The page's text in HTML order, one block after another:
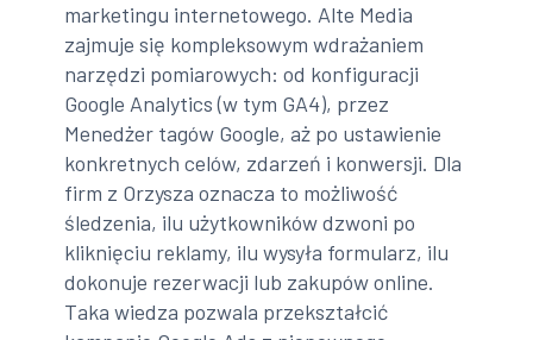
marketingu internetowego. Alte Media
zajmuje się kompleksowym wdrażaniem
narzędzi pomiarowych: od konfiguracji
Google Analytics (w tym GA4), przez
Menedżer tagów Google, aż po ustawienie
konkretnych celów, zdarzeń i konwersji. Dla
firm z Orzysza oznacza to możliwość
śledzenia, ilu użytkowników dzwoni po
kliknięciu reklamy, ilu wysyła formularz, ilu
dokonuje rezerwacji lub zakupów online.
Taka wiedza pozwala przekształcić